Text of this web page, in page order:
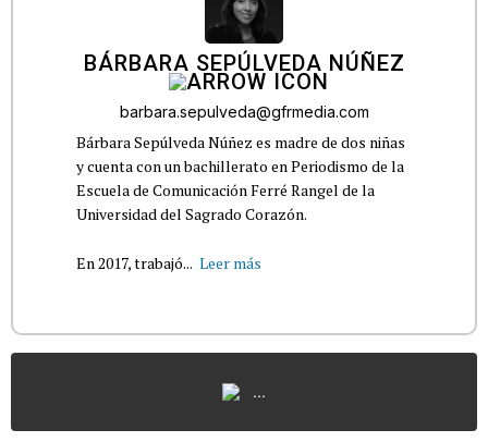
BÁRBARA SEPÚLVEDA NÚÑEZ
barbara.sepulveda@gfrmedia.com
Bárbara Sepúlveda Núñez es madre de dos niñas
y cuenta con un bachillerato en Periodismo de la
Escuela de Comunicación Ferré Rangel de la
Universidad del Sagrado Corazón.
En 2017, trabajó... Leer más
...